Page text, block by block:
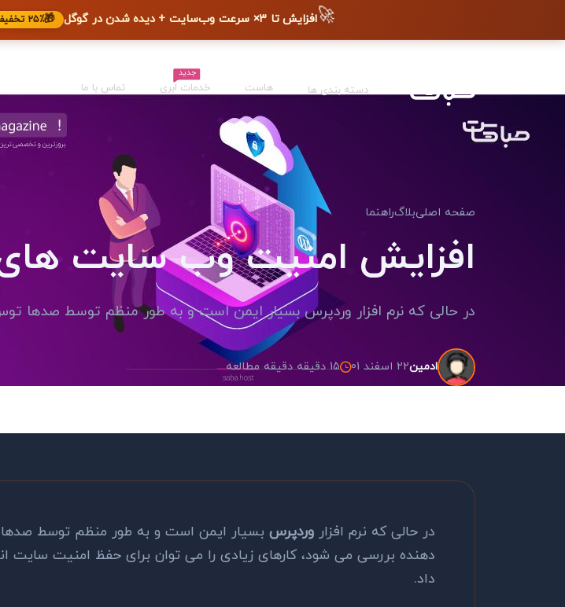
🚀افزایش تا ۳× سرعت وب‌سایت + دیده شدن در گوگل 🎁۲۵٪ تخفیف دائمی CDN
دسته بندی ها هاست
جدید
خدمات ابری تماس با ما
صفحه اصلیبلاگراهنما
افزایش امنیت وب سایت های
در حالی که نرم افزار وردپرس بسیار ایمن است و به طور منظم توسط صدها
ادمین22 اسفند 01 15 دقیقه دقیقه مطالعه
در حالی که نرم افزار وردپرس بسیار ایمن است و به طور منظم توسط
دهنده بررسی می شود، کارهای زیادی را می توان برای حفظ امنیت سایت
داد.